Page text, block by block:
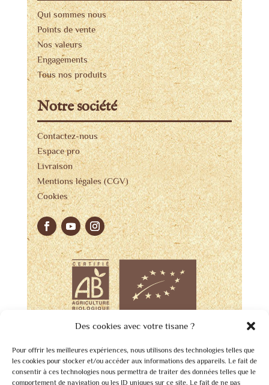
Des cookies avec votre tisane ?
Pour offrir les meilleures expériences, nous utilisons des technologies telles que
les cookies pour stocker et/ou accéder aux informations des appareils. Le fait de
consentir à ces technologies nous permettra de traiter des données telles que le
comportement de navigation ou les ID uniques sur ce site. Le fait de ne pas
Qui sommes nous
Points de vente
Nos valeurs
Engagements
Tous nos produits
Notre société
Contactez-nous
Espace pro
Livraison
Mentions légales (CGV)
Cookies